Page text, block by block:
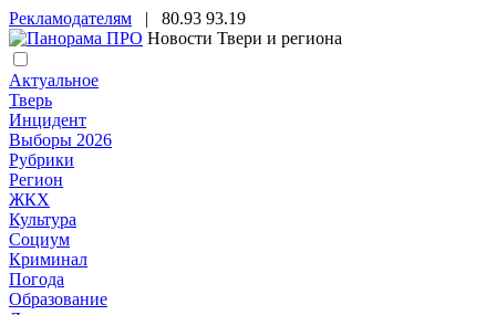
Рекламодателям | 80.93 93.19
Новости Твери и региона
Актуальное
Тверь
Инцидент
Выборы 2026
Рубрики
Регион
ЖКХ
Культура
Социум
Криминал
Погода
Образование